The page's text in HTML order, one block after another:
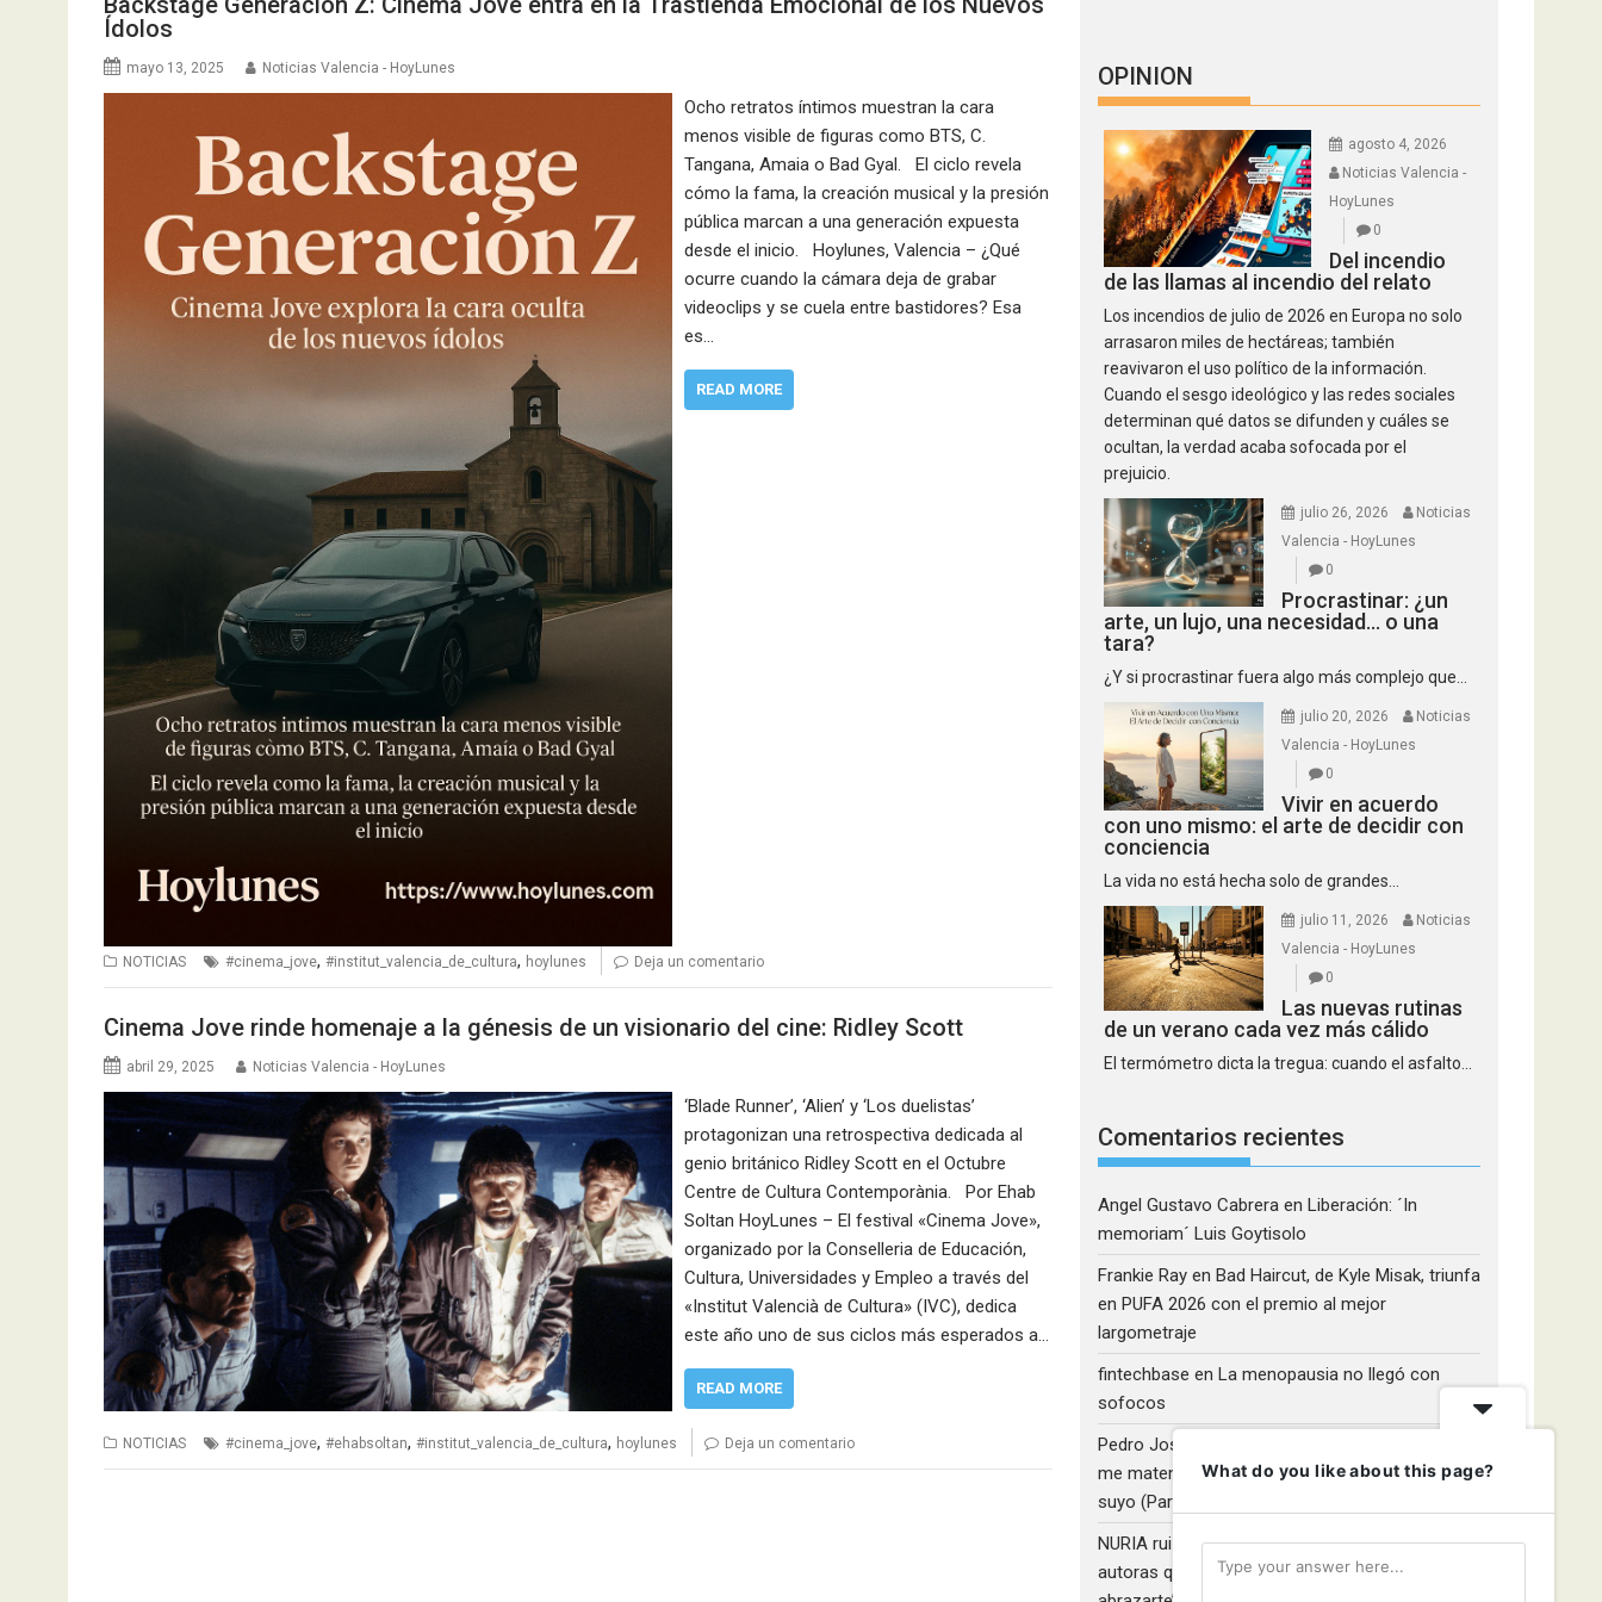
Ídolos
mayo 13, 2025 Noticias Valencia - HoyLunes
Ocho retratos íntimos muestran la cara
menos visible de figuras como BTS, C.
Tangana, Amaia o Bad Gyal. El ciclo revela
cómo la fama, la creación musical y la presión
pública marcan a una generación expuesta
desde el inicio. Hoylunes, Valencia – ¿Qué
ocurre cuando la cámara deja de grabar
videoclips y se cuela entre bastidores? Esa
es…
READ MORE
NOTICIAS #cinema_jove, #institut_valencia_de_cultura, hoylunes Deja un comentario
Cinema Jove rinde homenaje a la génesis de un visionario del cine: Ridley Scott
abril 29, 2025 Noticias Valencia - HoyLunes
‘Blade Runner’, ‘Alien’ y ‘Los duelistas’
protagonizan una retrospectiva dedicada al
genio británico Ridley Scott en el Octubre
Centre de Cultura Contemporània. Por Ehab
Soltan HoyLunes – El festival «Cinema Jove»,
organizado por la Conselleria de Educación,
Cultura, Universidades y Empleo a través del
«Institut Valencià de Cultura» (IVC), dedica
este año uno de sus ciclos más esperados a…
READ MORE
NOTICIAS #cinema_jove, #ehabsoltan, #institut_valencia_de_cultura, hoylunes Deja un comentario
OPINION
agosto 4, 2026
Noticias Valencia -
HoyLunes
0
Del incendio
de las llamas al incendio del relato
Los incendios de julio de 2026 en Europa no solo
arrasaron miles de hectáreas; también
reavivaron el uso político de la información.
Cuando el sesgo ideológico y las redes sociales
determinan qué datos se difunden y cuáles se
ocultan, la verdad acaba sofocada por el
prejuicio.
julio 26, 2026
Noticias
Valencia - HoyLunes
0
Procrastinar: ¿un
arte, un lujo, una necesidad… o una
tara?
¿Y si procrastinar fuera algo más complejo que...
julio 20, 2026
Noticias
Valencia - HoyLunes
0
Vivir en acuerdo
con uno mismo: el arte de decidir con
conciencia
La vida no está hecha solo de grandes...
julio 11, 2026
Noticias
Valencia - HoyLunes
0
Las nuevas rutinas
de un verano cada vez más cálido
El termómetro dicta la tregua: cuando el asfalto...
Comentarios recientes
Angel Gustavo Cabrera en Liberación: ´In
memoriam´ Luis Goytisolo
Frankie Ray en Bad Haircut, de Kyle Misak, triunfa
en PUFA 2026 con el premio al mejor
largometraje
fintechbase en La menopausia no llegó con
sofocos
Pedro José Camacho Barrios
me maten!»: El Rulfo que el cine venezolano hizo
suyo (Parte 2)
NURIA ruiz fernandezenLibros que nadie lee y
autoras que no hacen ruido: Redescubriendo ‘Y
What do you like about this page?